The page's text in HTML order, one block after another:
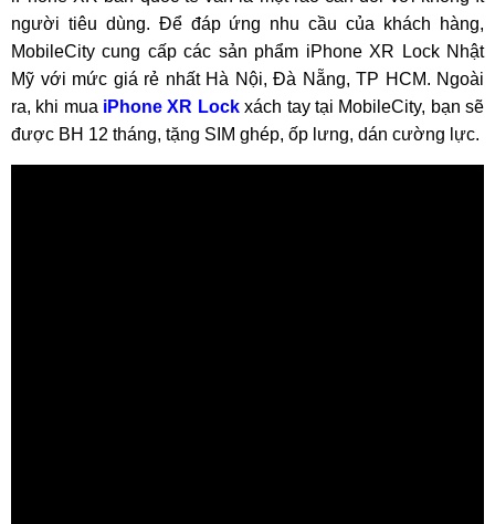
người tiêu dùng. Để đáp ứng nhu cầu của khách hàng,
MobileCity cung cấp các sản phẩm iPhone XR Lock Nhật
Mỹ với mức giá rẻ nhất Hà Nội, Đà Nẵng, TP HCM. Ngoài
ra, khi mua iPhone XR Lockxách tay tại MobileCity, bạn sẽ
được BH 12 tháng, tặng SIM ghép, ốp lưng, dán cường lực.